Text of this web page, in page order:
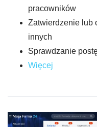
pracowników
Zatwierdzenie lub
innych
Sprawdzanie
Więcej